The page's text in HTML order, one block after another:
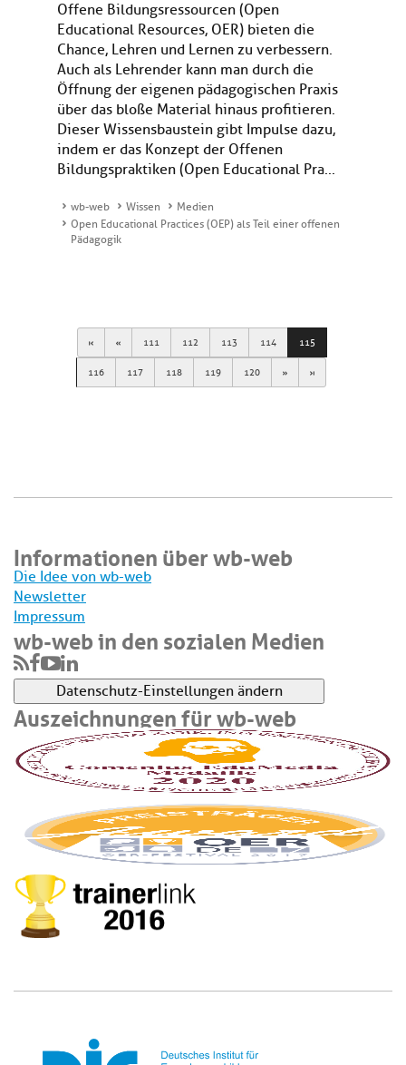
Offene Bildungsressourcen (Open
Educational Resources, OER) bieten die
Chance, Lehren und Lernen zu verbessern.
Auch als Lehrender kann man durch die
Öffnung der eigenen pädagogischen Praxis
über das bloße Material hinaus profitieren.
Dieser Wissensbaustein gibt Impulse dazu,
indem er das Konzept der Offenen
Bildungspraktiken (Open Educational Pra...
wb-web Wissen
Medien
Open Educational Practices (OEP) als Teil einer offenen
Pädagogik
First Previous
111 112 113 114 115
116 117 118 119 120 Next Last
Informationen über wb-web
Die Idee von wb-web
Newsletter
Impressum
wb-web in den sozialen Medien
Datenschutz-Einstellungen ändern
Auszeichnungen für wb-web